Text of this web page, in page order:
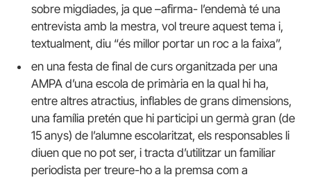
sobre migdiades, ja que –afirma- l’endemà té una
entrevista amb la mestra, vol treure aquest tema i,
textualment, diu “és millor portar un roc a la faixa”,
en una festa de final de curs organitzada per una
AMPA d’una escola de primària en la qual hi ha,
entre altres atractius, inflables de grans dimensions,
una família pretén que hi participi un germà gran (de
15 anys) de l’alumne escolaritzat, els responsables li
diuen que no pot ser, i tracta d’utilitzar un familiar
periodista per treure-ho a la premsa com a